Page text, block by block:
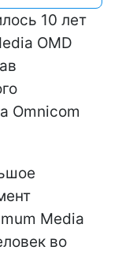
10 лет
OMD
Omnicom
Media
во